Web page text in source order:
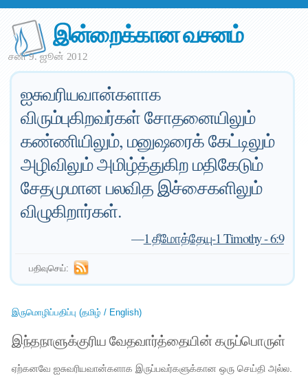
இன்றைக்கான வசனம்
சனி 9. ஜூன் 2012
ஐசுவரியவான்களாக
விரும்புகிறவர்கள் சோதனையிலும்
கண்ணியிலும், மனுஷரைக் கேட்டிலும்
அழிவிலும் அமிழ்த்துகிற மதிகேடும்
சேதமுமான பலவித இச்சைகளிலும்
விழுகிறார்கள்.
—1 தீமோத்தேயு-1 Timothy - 6:9
பதிவுசெய்:
இருமொழிப்பதிப்பு (தமிழ் / English)
இந்தநாளுக்குரிய வேதவார்த்தையின் கருப்பொருள்
ஏற்கனவே ஐசுவரியவான்களாக இருப்பவர்களுக்கான ஒரு செய்தி அல்ல.